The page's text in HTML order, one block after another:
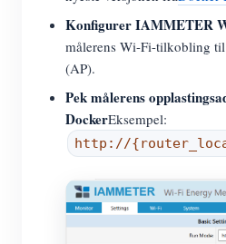
Konfigurer IAMMETER
målerens Wi-Fi-tilkobling
(AP).
Pek målerens
DockerEksempel:
http://